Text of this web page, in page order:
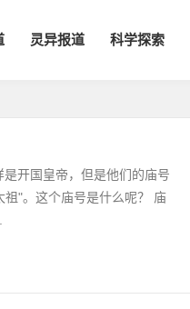
灵异报道 科学探索
开国皇帝，但是他们的庙号
"。这个庙号是什么呢？ 庙